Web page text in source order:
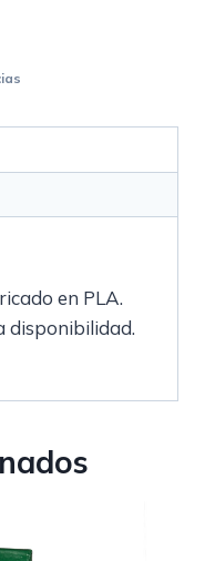
en PLA.
disponibilidad.